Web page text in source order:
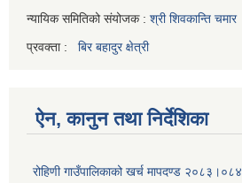
न्यायिक समितिको संयोजक : श्री शिवकान्ति चमार
प्रवक्ता : बिर बहादुर क्षेत्री
ऐन, कानुन तथा निर्देशिका
रोहिणी गाउँपालिकाको खर्च मापदण्ड २०८३।०८४